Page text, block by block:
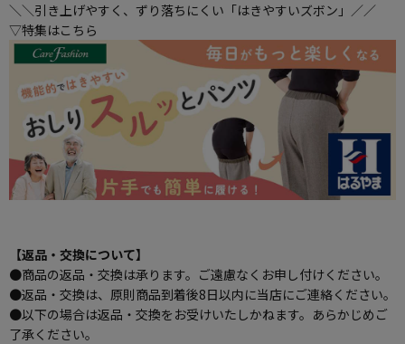
＼＼引き上げやすく、ずり落ちにくい「はきやすいズボン」／／
▽特集はこちら
【返品・交換について】
●商品の返品・交換は承ります。ご遠慮なくお申し付けください。
●返品・交換は、原則商品到着後8日以内に当店にご連絡ください。
●以下の場合は返品・交換をお受けいたしかねます。あらかじめご
了承ください。